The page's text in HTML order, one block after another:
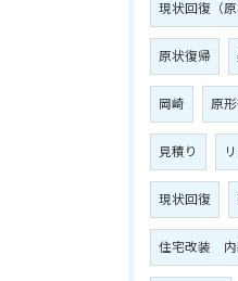
現状回復（原
原状復帰
岡崎 原形
見積り
現状回復
住宅改装